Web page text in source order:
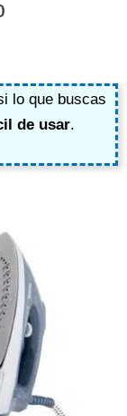
lo que buscas
de usar.